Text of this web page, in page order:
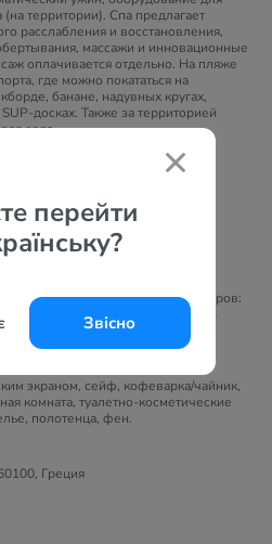
перейти
Звісно
территории). Спа предлагает
расслабления и восстановления,
массажи и инновационные
оплачивается отдельно. На пляже
где можно покататься на
банане, надувных кругах,
досках. Также за территорией
езда.
Всего 176 номеров. Типы номеров:
представительский Swim Up
люкс, двухуровневая вилла.
экраном, сейф, кофеварка/чайник,
комната, туалетно-косметические
полотенца, фен.
Греция